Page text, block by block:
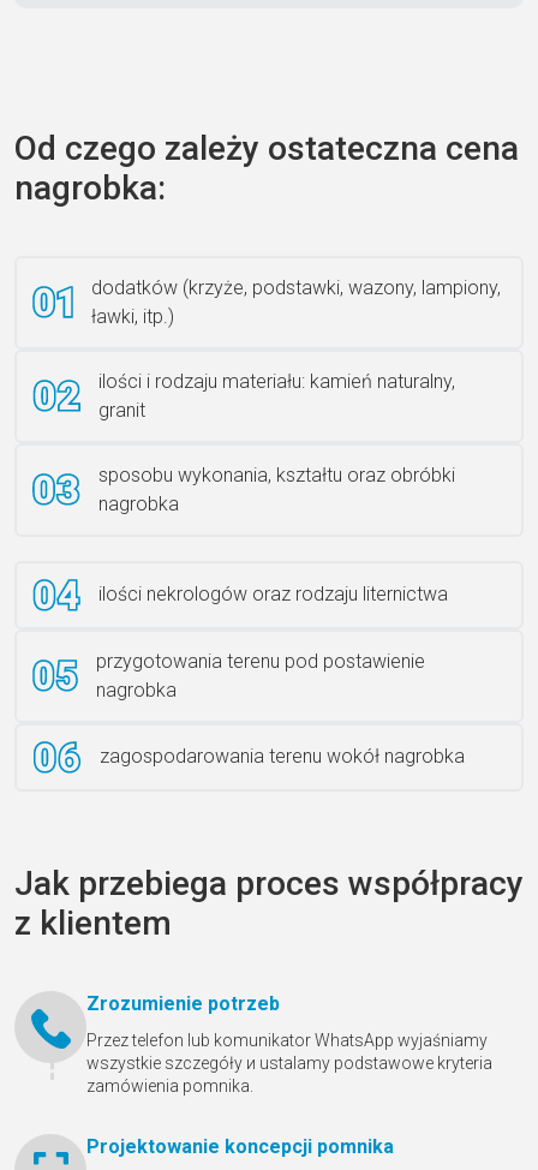
Książka 2
Ławka granitowa LG 12
Od czego zależy ostateczna cena
nagrobka:
dodatków (krzyże, podstawki, wazony, lampiony,
ławki, itp.)
ilości i rodzaju materiału: kamień naturalny,
granit
sposobu wykonania, kształtu oraz obróbki
nagrobka
ilości nekrologów oraz rodzaju liternictwa
przygotowania terenu pod postawienie
nagrobka
zagospodarowania terenu wokół nagrobka
Jak przebiega proces współpracy
z klientem
Zrozumienie potrzeb
Przez telefon lub komunikator WhatsApp wyjaśniamy
wszystkie szczegóły и ustalamy podstawowe kryteria
zamówienia pomnika.
Projektowanie koncepcji pomnika